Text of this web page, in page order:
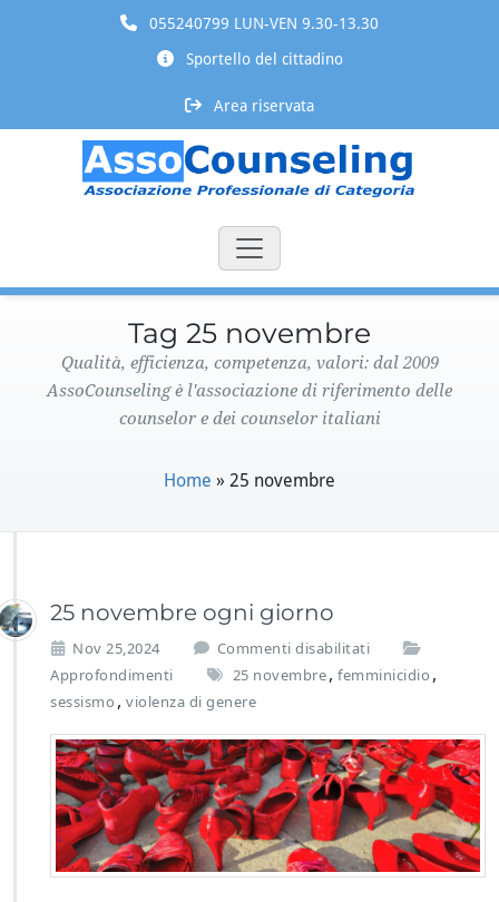
055240799 LUN-VEN 9.30-13.30
Sportello del cittadino
Area riservata
Tag 25 novembre
Qualità, efficienza, competenza, valori: dal 2009
AssoCounseling è l'associazione di riferimento delle
counselor e dei counselor italiani
Home » 25 novembre
25 novembre ogni giorno
Nov 25,2024 Commenti disabilitati
u
n
o
v
e
m
b
r
Approfondimenti 25 novembre, femminicidio ,
sessismo , violenza di genere